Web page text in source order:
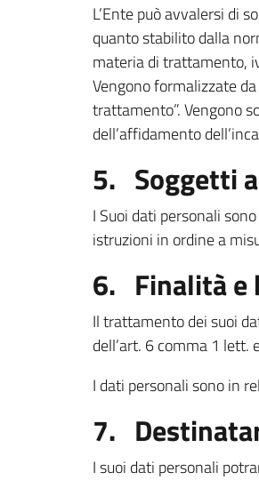
L’Ente può avvalersi di
quanto stabilito dalla
materia di trattamento,
Vengono formalizzate
trattamento”. Vengono
dell’affidamento
5. Soggetti
I Suoi dati personali
istruzioni in ordine a
6. Finalità e
Il trattamento dei suoi
dell’art. 6 comma 1 lett.
I dati personali sono in
7.
I suoi dati personali